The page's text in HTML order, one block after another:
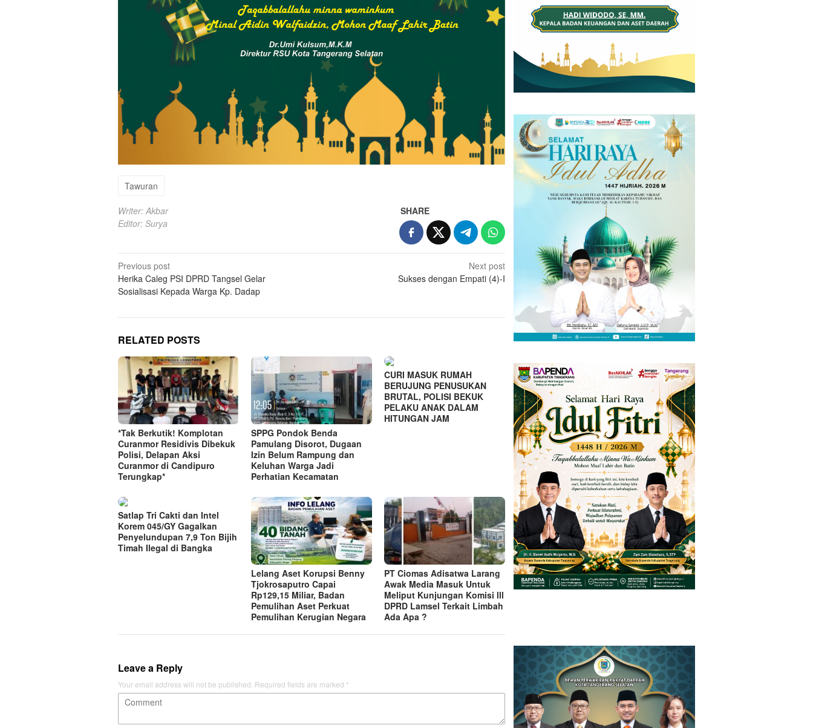
Tawuran
Writer: Akbar
Editor: Surya
SHARE
Post
navigation
Previous post
Herika Caleg PSI DPRD Tangsel Gelar
Sosialisasi Kepada Warga Kp. Dadap
Next post
Sukses dengan Empati (4)-I
RELATED POSTS
*Tak Berkutik! Komplotan
Curanmor Residivis Dibekuk
Polisi, Delapan Aksi
Curanmor di Candipuro
Terungkap*
SPPG Pondok Benda
Pamulang Disorot, Dugaan
Izin Belum Rampung dan
Keluhan Warga Jadi
Perhatian Kecamatan
CURI MASUK RUMAH
BERUJUNG PENUSUKAN
BRUTAL, POLISI BEKUK
PELAKU ANAK DALAM
HITUNGAN JAM
Satlap Tri Cakti dan Intel
Korem 045/GY Gagalkan
Penyelundupan 7,9 Ton Bijih
Timah Ilegal di Bangka
Lelang Aset Korupsi Benny
Tjokrosaputro Capai
Rp129,15 Miliar, Badan
Pemulihan Aset Perkuat
Pemulihan Kerugian Negara
PT Ciomas Adisatwa Larang
Awak Media Masuk Untuk
Meliput Kunjungan Komisi lll
DPRD Lamsel Terkait Limbah
Ada Apa ?
Leave a Reply
Your email address will not be published. Required fields are marked *